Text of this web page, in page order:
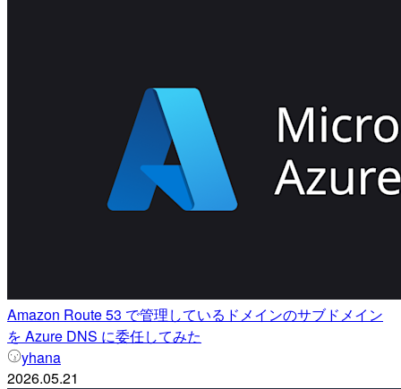
Amazon Route 53 で管理しているドメインのサブドメイン
を Azure DNS に委任してみた
yhana
2026.05.21